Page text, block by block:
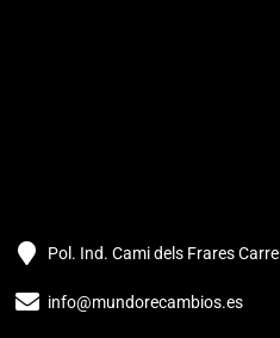
Pol. Ind. Cami dels Frares
info@mundorecambios.es